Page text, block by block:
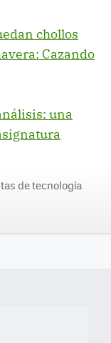
chollos
Cazando
una
de tecnología